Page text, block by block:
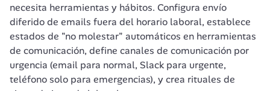
necesita herramientas y hábitos. Configura envío
diferido de emails fuera del horario laboral, establece
estados de "no molestar" automáticos en herramientas
de comunicación, define canales de comunicación por
urgencia (email para normal, Slack para urgente,
teléfono solo para emergencias), y crea rituales de